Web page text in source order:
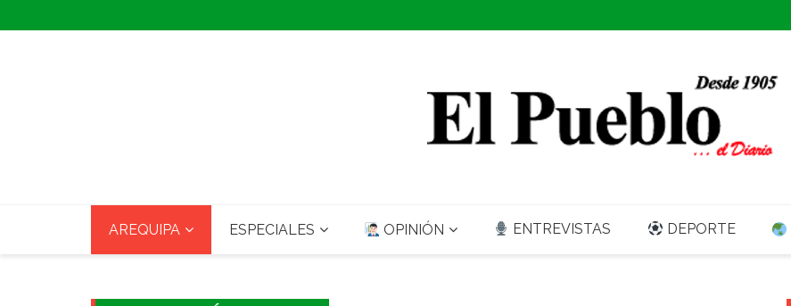
to
AREQUIPA ESPECIALES OPINIÓN ENTREVISTAS DEPORTE